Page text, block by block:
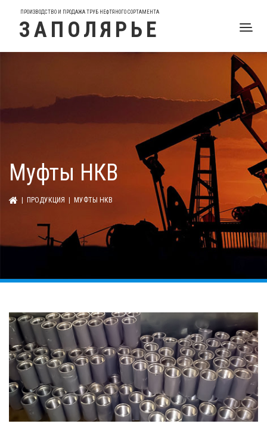
ПРОИЗВОДСТВО И ПРОДАЖА ТРУБ НЕФТЯНОГО СОРТАМЕНТА
ЗАПОЛЯРЬЕ
Муфты НКВ
ПРОДУКЦИЯ | МУФТЫ НКВ